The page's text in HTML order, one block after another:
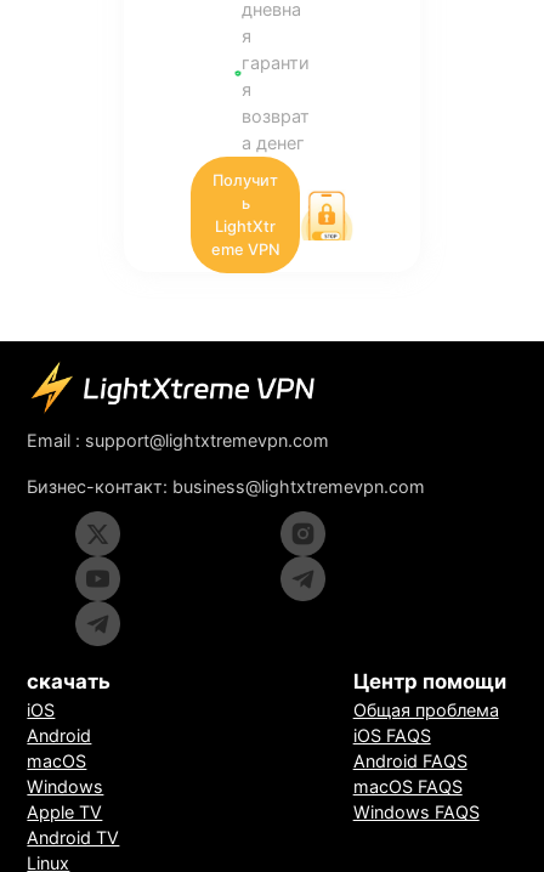
дневна
я
гаранти
я
возврат
а денег
Получит
ь
LightXtr
eme VPN
Email : support@lightxtremevpn.com
Бизнес-контакт: business@lightxtremevpn.com
скачать
iOS
Android
macOS
Windows
Apple TV
Android TV
Linux
Центр помощи
Общая проблема
iOS FAQS
Android FAQS
macOS FAQS
Windows FAQS